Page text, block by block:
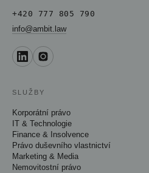
+420 777 805 790
info@ambit.law
SLUŽBY
Korporátní právo
IT & Technologie
Finance & Insolvence
Právo duševního vlastnictví
Marketing & Media
Nemovitostní právo